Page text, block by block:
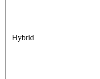
Hybrid